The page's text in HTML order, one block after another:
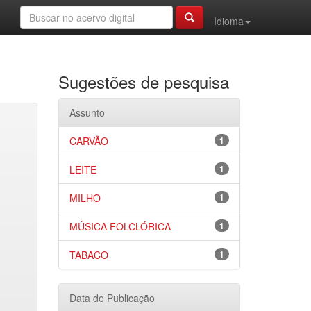
Idioma
Sugestões de pesquisa
Assunto
1
CARVÃO
1
LEITE
1
MILHO
1
MÚSICA FOLCLÓRICA
1
TABACO
Data de Publicação